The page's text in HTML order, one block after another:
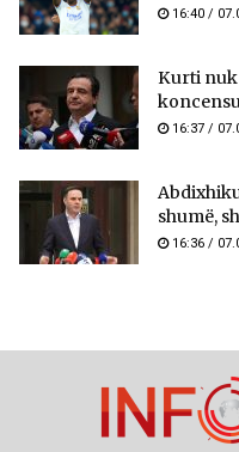
16:40 /
Kurti nuk
16:37 /
shumë,
16:36 /